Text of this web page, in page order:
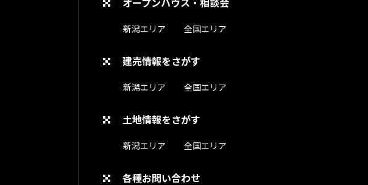
オープンハウス・相談会
新潟エリア 全国エリア
建売情報をさがす
新潟エリア 全国エリア
土地情報をさがす
新潟エリア 全国エリア
各種お問い合わせ